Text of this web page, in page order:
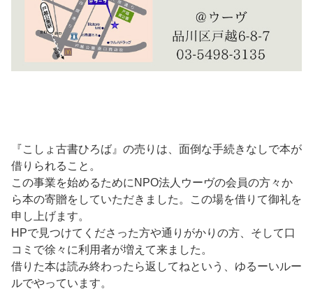
『こしょ古書ひろば』の売りは、面倒な手続きなしで本が
借りられること。
この事業を始めるためにNPO法人ウーヴの会員の方々か
ら本の寄贈をしていただきました。この場を借りて御礼を
申し上げます。
HPで見つけてくださった方や通りがかりの方、そして口
コミで徐々に利用者が増えて来ました。
借りた本は読み終わったら返してねという、ゆるーいルー
ルでやっています。